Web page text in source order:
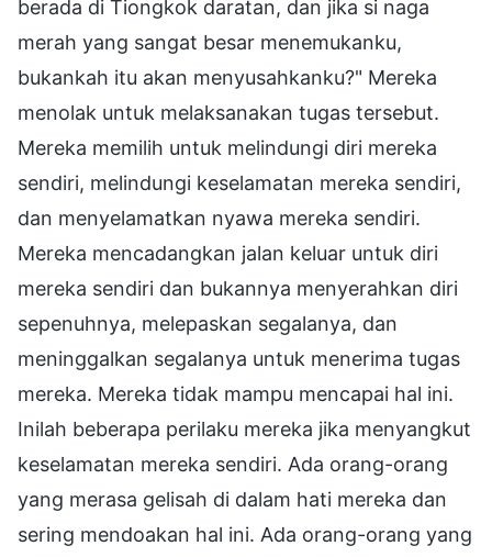
berada di Tiongkok daratan, dan jika si naga
merah yang sangat besar menemukanku,
bukankah itu akan menyusahkanku?" Mereka
menolak untuk melaksanakan tugas tersebut.
Mereka memilih untuk melindungi diri mereka
sendiri, melindungi keselamatan mereka sendiri,
dan menyelamatkan nyawa mereka sendiri.
Mereka mencadangkan jalan keluar untuk diri
mereka sendiri dan bukannya menyerahkan diri
sepenuhnya, melepaskan segalanya, dan
meninggalkan segalanya untuk menerima tugas
mereka. Mereka tidak mampu mencapai hal ini.
Inilah beberapa perilaku mereka jika menyangkut
keselamatan mereka sendiri. Ada orang-orang
yang merasa gelisah di dalam hati mereka dan
sering mendoakan hal ini. Ada orang-orang yang